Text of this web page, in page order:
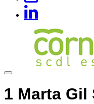
1 Marta Gil